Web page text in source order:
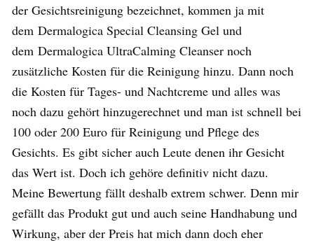
der Gesichtsreinigung bezeichnet, kommen ja mit
dem Dermalogica Special Cleansing Gel und
dem Dermalogica UltraCalming Cleanser noch
zusätzliche Kosten für die Reinigung hinzu. Dann noch
die Kosten für Tages- und Nachtcreme und alles was
noch dazu gehört hinzugerechnet und man ist schnell bei
100 oder 200 Euro für Reinigung und Pflege des
Gesichts. Es gibt sicher auch Leute denen ihr Gesicht
das Wert ist. Doch ich gehöre definitiv nicht dazu.
Meine Bewertung fällt deshalb extrem schwer. Denn mir
gefällt das Produkt gut und auch seine Handhabung und
Wirkung, aber der Preis hat mich dann doch eher